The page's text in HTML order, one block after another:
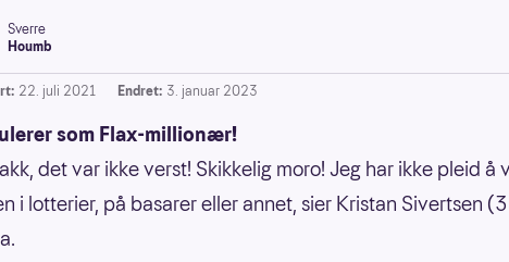
Sverre
Houmb
22. juli 2021 Endret: 3. januar 2023
som Flax-millionær!
det var ikke verst! Skikkelig moro! Jeg har ikke pleid å
i lotterier, på basarer eller annet, sier Kristan Sivertsen